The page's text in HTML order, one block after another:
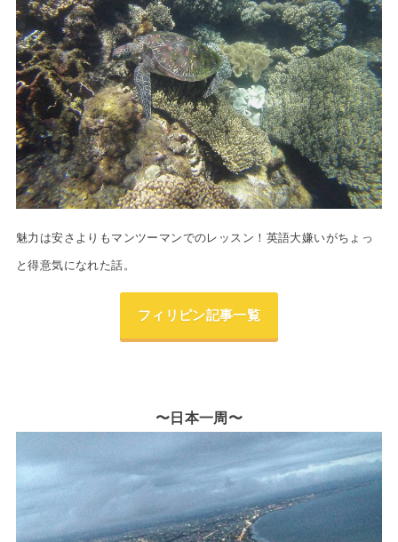
魅力は安さよりもマンツーマンでのレッスン！英語大嫌いがちょっ
と得意気になれた話。
フィリピン記事一覧
〜日本一周〜